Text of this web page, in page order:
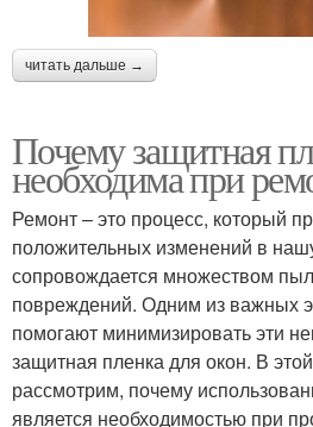
читать дальше →
Почему защитная
необходима при
Ремонт – это процесс, который
положительных изменений в
сопровождается множеством
повреждений. Одним из важных
помогают минимизировать эти
защитная пленка для окон. В
рассмотрим, почему
является необходимостью при